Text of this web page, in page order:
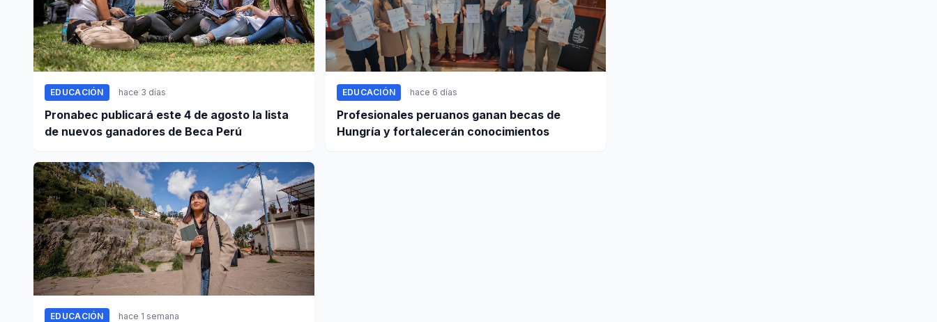
EDUCACIÓN hace 3 días
Pronabec publicará este 4 de agosto la lista
de nuevos ganadores de Beca Perú
EDUCACIÓN hace 6 días
Profesionales peruanos ganan becas de
Hungría y fortalecerán conocimientos
EDUCACIÓN hace 1 semana